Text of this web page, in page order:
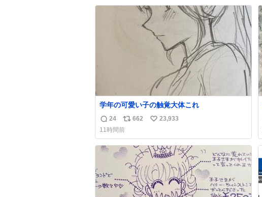
数
ス
ね
学年の可愛い子の触覚大体これ
返
信
数
24
リ
ポ
ス
ト
数
662
い
ね
数
23,933
11時間前